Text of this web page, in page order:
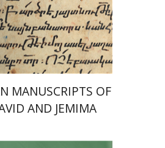
הנחת אתר ספר
$86
$77
MANUSCRIPTS OF
AND JEMIMA